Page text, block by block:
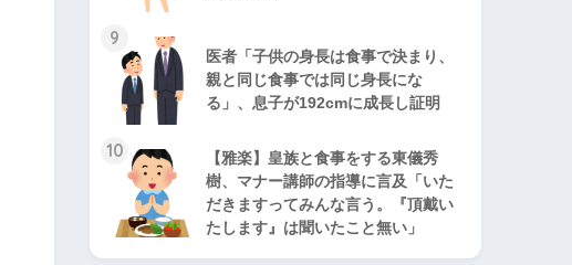
9
医者「子供の身長は食事で決まり、
親と同じ食事では同じ身長にな
る」、息子が192cmに成長し証明
10
【雅楽】皇族と食事をする東儀秀
樹、マナー講師の指導に言及「いた
だきますってみんな言う。『頂戴い
たします』は聞いたこと無い」